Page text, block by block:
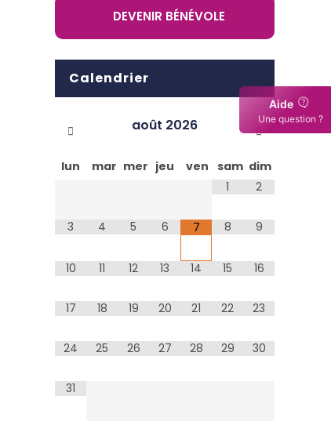
DEVENIR BÉNÉVOLE
Calendrier
août 2026
lun mar mer jeu ven sam dim
1
2
3 4 5 6 7 8 9
10 11 12 13 14 15 16
17 18 19 20 21 22 23
24 25 26 27 28 29 30
31
Aide
Une question ?